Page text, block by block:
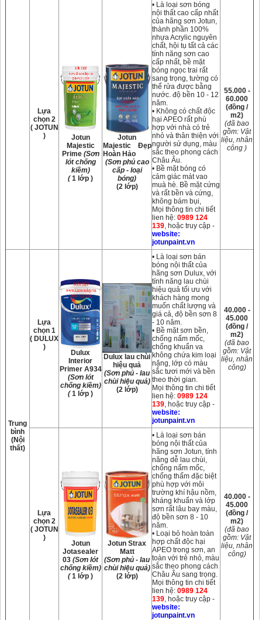
Lựa
chọn 2
( JOTUN
)
Jotun
Majestic
Prime (Sơn
lót chống
kiềm)
(1 lớp )
Jotun
Majestic Đẹp
Hoàn Hảo
(Sơn phủ cao
cấp - loại
bóng)
(2 lớp)
• Là loại sơn bóng
nội thất cao cấp nhất
của hãng sơn Jotun,
thành phần 100%
nhựa Acrylic nguyên
chất, hội tụ tất cả các
tính năng sơn cao
cấp nhất, bề mặt
bóng ngọc trai rất
sang trọng, tường có
thể rửa được bằng
nước. độ bền 10 - 12
năm.
• Không có chất độc
hại APEO rất phù
hợp với nhà có trẻ
nhỏ và thân thiện với
người sử dụng, màu
sắc theo phong cách
Châu Âu.
• Bề mặt bóng có
cảm giác mát vao
muà hè. Bề mặt cứng
và rất bền và cứng,
không bám bụi,
Mọi thông tin chi tiết
lien hệ: 0989 124
139, hoặc truy cập -
website:
jotunpaint.vn
55.000 -
60.000
(đồng /
m2)
(đã bao
gồm: Vật
liệu, nhân
công )
Trung
bình
(Nội
thất)
Lựa
chọn 1
( DULUX
)
Dulux
Interior
Primer A934
(Sơn lót
chống kiềm)
(1 lớp )
Dulux lau chùi
hiệu quả
(Sơn phủ - lau
chùi hiệu quả)
(2 lớp)
• Là loại sơn bán
bóng nội thất của
hãng sơn Dulux, với
tính năng lau chùi
hiệu quả tối ưu với
khách hàng mong
muốn chất lượng và
giá cả, độ bền sơn 8
- 10 năm.
• Bề mặt sơn bền,
chống nấm mốc,
chống khuẩn va
không chứa kim loại
nặng, lớp có màu
sắc tươi mới và bền
theo thời gian.
Mọi thông tin chi tiết
lien hệ: 0989 124
139, hoặc truy cập -
website:
jotunpaint.vn
40.000 -
45.000
(đồng /
m2)
(đã bao
gồm: Vật
liệu, nhân
công)
Lựa
chọn 2
( JOTUN
)
Jotun
Jotasealer
03 (Sơn lót
chống kiềm)
(1 lớp )
Jotun Strax
Matt
(Sơn phủ - lau
chùi hiệu quả)
(2 lớp)
• Là loại sơn bán
bóng nội thất của
hãng sơn Jotun, tính
năng dễ lau chùi,
chống nấm mốc,
chống thấm đặc biệt
phù hợp với môi
trường khí hậu nồm,
kháng khuẩn và lớp
sơn rất lâu bay màu,
độ bền sơn 8 - 10
năm.
• Loại bỏ hoàn toàn
hợp chất độc hại
APEO trong sơn, an
toàn với trẻ nhỏ, màu
sắc theo phong cách
Châu Âu sang trọng.
Mọi thông tin chi tiết
lien hệ: 0989 124
139, hoặc truy cập -
website:
jotunpaint.vn
40.000 -
45.000
(đồng /
m2)
(đã bao
gồm: Vật
liệu, nhân
công)